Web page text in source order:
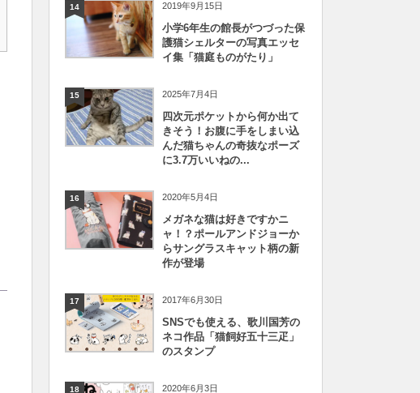
14 2019年9月15日
小学6年生の館長がつづった保
護猫シェルターの写真エッセ
イ集「猫庭ものがたり」
15 2025年7月4日
四次元ポケットから何か出て
きそう！お腹に手をしまい込
んだ猫ちゃんの奇抜なポーズ
に3.7万いいねの...
16 2020年5月4日
メガネな猫は好きですかニ
ャ！？ポールアンドジョーか
らサングラスキャット柄の新
作が登場
17 2017年6月30日
SNSでも使える、歌川国芳の
ネコ作品「猫飼好五十三疋」
のスタンプ
18 2020年6月3日